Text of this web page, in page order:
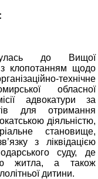
до Вищої
з клопотанням щодо
технічне
обласної
адвокатури за
для отримання
діяльністю,
становище,
з ліквідацією
суду, де
житла, а також
дитини.